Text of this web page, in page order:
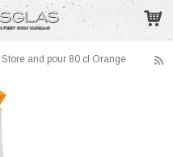
Store and pour 80 cl Orange